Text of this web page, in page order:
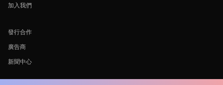
加入我們
發行合作
廣告商
新聞中心